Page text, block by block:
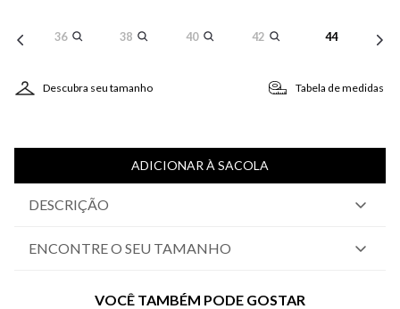
36 38 40 42 44
Descubra seu tamanho Tabela de medidas
ADICIONAR À SACOLA
DESCRIÇÃO
ENCONTRE O SEU TAMANHO
VOCÊ TAMBÉM PODE GOSTAR